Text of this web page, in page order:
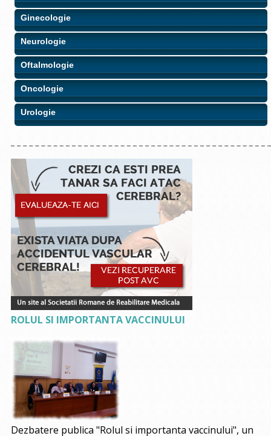
Ginecologie
Neurologie
Oftalmologie
Oncologie
Urologie
ROLUL SI IMPORTANTA VACCINULUI
Dezbatere publica "Rolul si importanta vaccinului", un